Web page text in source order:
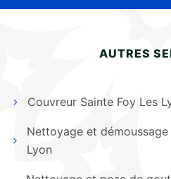
AUTRES
Couvreur Sainte Foy Les
Nettoyage et
Lyon